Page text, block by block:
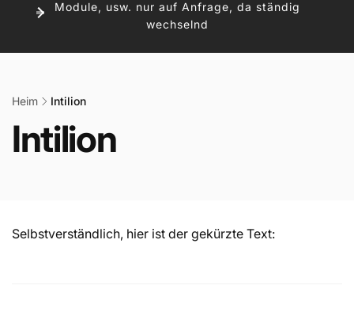
Module, usw. nur auf Anfrage, da ständig
wechselnd
Heim Intilion
K
t
Intilion
Selbstverständlich, hier ist der gekürzte Text: